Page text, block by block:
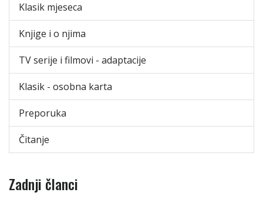
Klasik mjeseca
Knjige i o njima
TV serije i filmovi - adaptacije
Klasik - osobna karta
Preporuka
Čitanje
Zadnji članci